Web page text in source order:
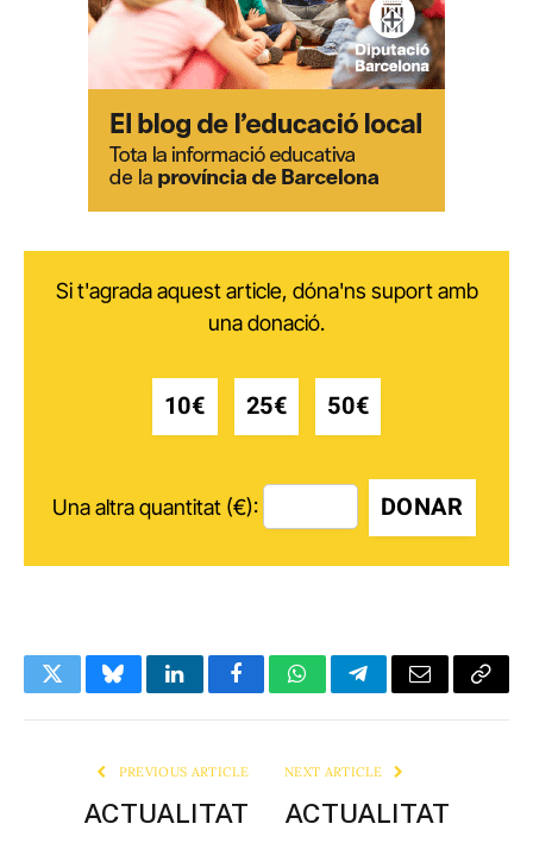
Si t'agrada aquest article, dóna'ns suport amb
una donació.
10€ 25€ 50€
Una altra quantitat (€): DONAR
TwitterBlueskyLinkedInFacebookWhatsAppTelegramEmail Copy
PREVIOUS ARTICLE
ACTUALITAT
NEXT ARTICLE
ACTUALITAT